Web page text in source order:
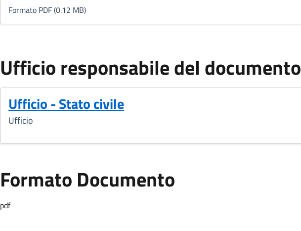
Formato PDF (0.12 MB)
Ufficio responsabile del documento
Ufficio - Stato civile
Ufficio
Formato Documento
Formato Documento
pdf